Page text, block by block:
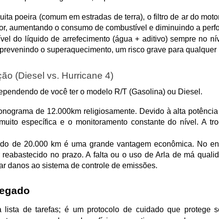
poeira (comum em estradas de terra), o filtro de ar do
aumentando o consumo de combustível e diminuindo a
do líquido de arrefecimento (água + aditivo) sempre no
o superaquecimento, um risco grave para
(Diesel vs. Hurricane 4)
de você ter o modelo R/T (Gasolina) ou Diesel.
de 12.000km religiosamente. Devido à alta
específica e o monitoramento constante do nível. A
de 20.000 km é uma grande vantagem econômica. No
no prazo. A falta ou o uso de Arla de má
danos ao sistema de controle de emissões.
de tarefas; é um protocolo de cuidado que protege